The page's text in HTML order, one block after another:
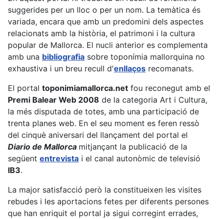
suggerides per un lloc o per un nom. La temàtica és
variada, encara que amb un predomini dels aspectes
relacionats amb la història, el patrimoni i la cultura
popular de Mallorca. El nucli anterior es complementa
amb una bibliografia sobre toponímia mallorquina no
exhaustiva i un breu recull d'enllaços recomanats.
El portal toponimiamallorca.net fou reconegut amb el
Premi Balear Web 2008 de la categoria Art i Cultura,
la més disputada de totes, amb una participació de
trenta planes web. En el seu moment es feren ressò
del cinquè aniversari del llançament del portal el
Diario de Mallorca mitjançant la publicació de la
següent entrevista i el canal autonòmic de televisió
IB3.
La major satisfacció però la constitueixen les visites
rebudes i les aportacions fetes per diferents persones
que han enriquit el portal ja sigui corregint errades,